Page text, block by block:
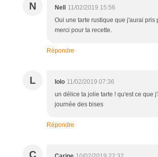
N Nell
11/02/2019 15:56
Oui une tarte rustique que j'aurai pris
merci pour ta recette.
Répondre
L lolo 11/02/2019 07:36
un délice ta jolie tarte ! qu'est ce que
journée des bises
Répondre
C